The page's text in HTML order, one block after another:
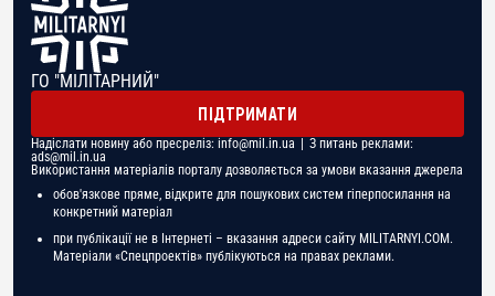
ГО "МІЛІТАРНИЙ"
ПІДТРИМАТИ
Надіслати новину або пресреліз: info@mil.in.ua | З питань реклами:
ads@mil.in.ua
Використання матеріалів порталу дозволяється за умови вказання джерела
обов'язкове пряме, відкрите для пошукових систем гіперпосилання на
конкретний матеріал
при публікації не в Інтернеті – вказання адреси сайту MILITARNYI.COM.
Матеріали «Спецпроектів» публікуються на правах реклами.